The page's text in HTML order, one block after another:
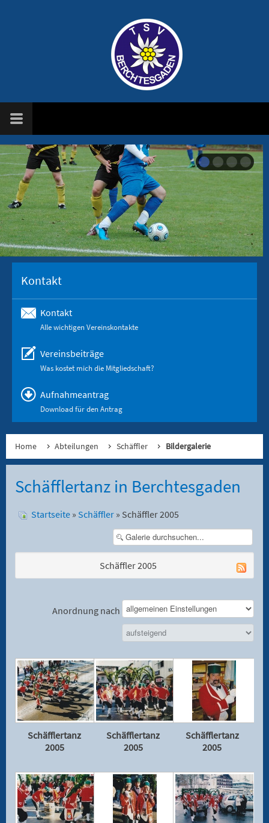
Kontakt
Kontakt
Alle wichtigen Vereinskontakte
Vereinsbeiträge
Was kostet mich die Mitgliedschaft?
Aufnahmeantrag
Download für den Antrag
Home Abteilungen Schäffler Bildergalerie
Schäfflertanz in Berchtesgaden
Startseite » Schäffler » Schäffler 2005
Schäffler 2005
Anordnung nach
Schäfflertanz
2005
Schäfflertanz
2005
Schäfflertanz
2005